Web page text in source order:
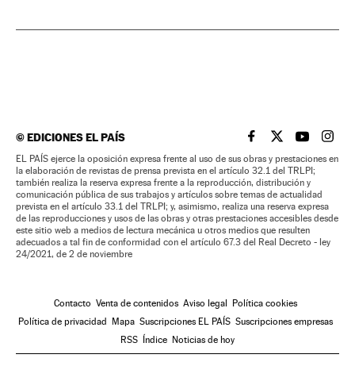
©EDICIONES EL PAÍS EL PAÍS BRASIL EN
EL PAÍSEL PAÍS
EL
EL PAÍS ejerce la oposición expresa frente al uso de sus obras y prestaciones en
la elaboración de revistas de prensa prevista en el artículo 32.1 del TRLPI;
también realiza la reserva expresa frente a la reproducción, distribución y
comunicación pública de sus trabajos y artículos sobre temas de actualidad
prevista en el artículo 33.1 del TRLPI; y, asimismo, realiza una reserva expresa
de las reproducciones y usos de las obras y otras prestaciones accesibles desde
este sitio web a medios de lectura mecánica u otros medios que resulten
adecuados a tal fin de conformidad con el artículo 67.3 del Real Decreto - ley
24/2021, de 2 de noviembre
Contacto Venta de contenidos Aviso legal
Política cookies
Política de privacidad
Mapa Suscripciones EL PAÍS Suscripciones empresas
RSS
Índice Noticias de hoy